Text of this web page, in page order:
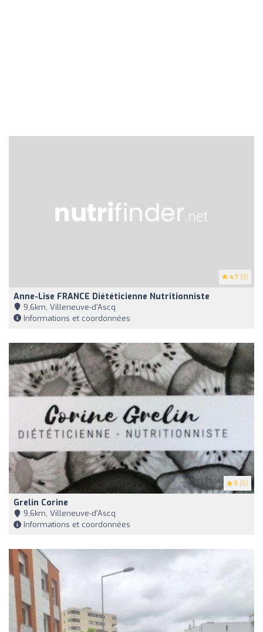
4.7 (3)
Anne-Lise FRANCE Diététicienne Nutritionniste
9,6km, Villeneuve-d'Ascq
Informations et coordonnées
5 (5)
Grelin Corine
9,6km, Villeneuve-d'Ascq
Informations et coordonnées